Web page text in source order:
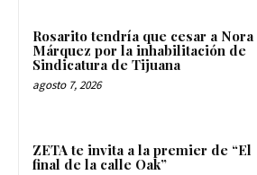
Rosarito tendría que cesar a Nora
Márquez por la inhabilitación de
Sindicatura de Tijuana
agosto 7, 2026
ZETA te invita a la premier de “El
final de la calle Oak”